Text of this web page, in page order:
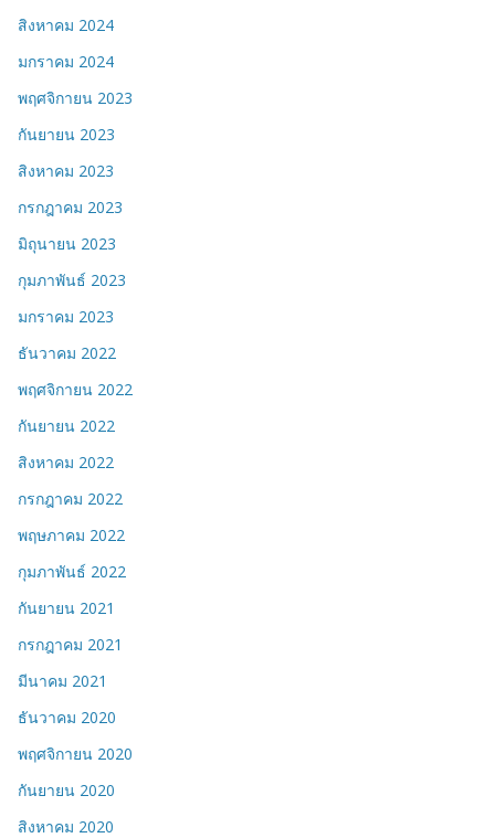
สิงหาคม 2024
มกราคม 2024
พฤศจิกายน 2023
กันยายน 2023
สิงหาคม 2023
กรกฎาคม 2023
มิถุนายน 2023
กุมภาพันธ์ 2023
มกราคม 2023
ธันวาคม 2022
พฤศจิกายน 2022
กันยายน 2022
สิงหาคม 2022
กรกฎาคม 2022
พฤษภาคม 2022
กุมภาพันธ์ 2022
กันยายน 2021
กรกฎาคม 2021
มีนาคม 2021
ธันวาคม 2020
พฤศจิกายน 2020
กันยายน 2020
สิงหาคม 2020